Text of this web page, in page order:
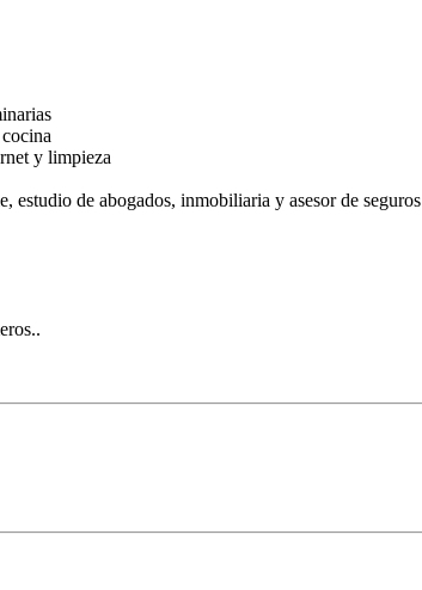
y limpieza
estudio de abogados, inmobiliaria y asesor de seguros